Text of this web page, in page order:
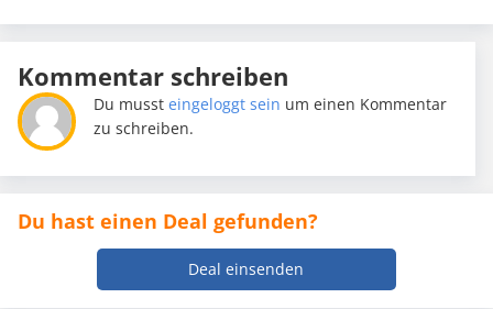
Kommentar schreiben
Du mussteingeloggt sein um einen Kommentar
zu schreiben.
Du hast einen Deal gefunden?
Deal einsenden